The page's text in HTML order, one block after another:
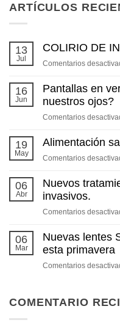
ARTÍCULOS
13
Jul
COLIRIO DE
Comentarios
16
Jun
Pantallas en
nuestros ojos?
Comentarios
19
May
Alimentación
Comentarios
06
Abr
Nuevos
invasivos.
Comentarios
06
Mar
Nuevas lentes
esta primavera
Comentarios
COMENTARIO